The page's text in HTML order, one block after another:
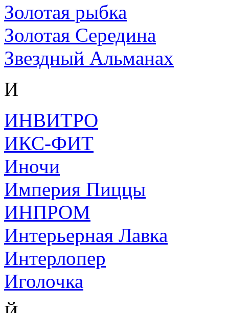
Золотая рыбка
Золотая Середина
Звездный Альманах
И
ИНВИТРО
ИКС-ФИТ
Иночи
Империя Пиццы
ИНПРОМ
Интерьерная Лавка
Интерлопер
Иголочка